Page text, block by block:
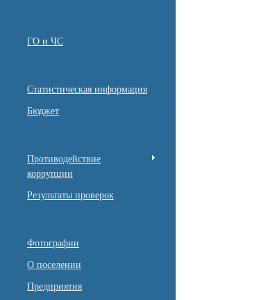
ГО и ЧС
Статистическая информация
Бюджет
Противодействие
коррупции
Результаты проверок
Фотографии
О поселении
Предприятия